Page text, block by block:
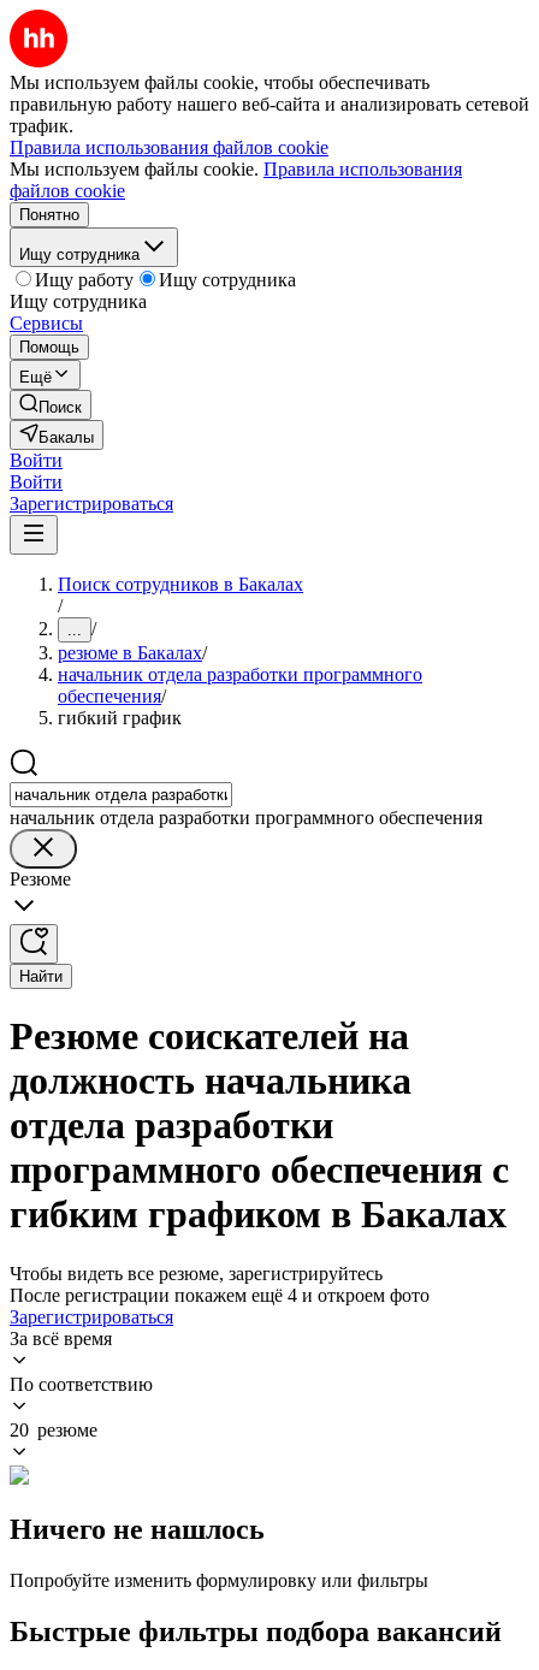
Мы используем файлы cookie, чтобы обеспечивать
правильную работу нашего веб-сайта и анализировать сетевой
трафик.
Правила использования файлов cookie
Мы используем файлы cookie. Правила использования
файлов cookie
Понятно
Ищу сотрудника
Ищу работу
Ищу сотрудника
Ищу сотрудника
Сервисы
Помощь
Ещё
Поиск
Бакалы
Войти
Войти
Зарегистрироваться
Поиск сотрудников в Бакалах
/
... /
резюме в Бакалах/
начальник отдела разработки программного
обеспечения/
гибкий график
начальник отдела разработки программного обеспечения
Резюме
Найти
Резюме соискателей на
должность начальника
отдела разработки
программного обеспечения с
гибким графиком в Бакалах
Чтобы видеть все резюме, зарегистрируйтесь
После регистрации покажем ещё 4 и откроем фото
Зарегистрироваться
За всё время
По соответствию
20 резюме
Ничего не нашлось
Попробуйте изменить формулировку или фильтры
Быстрые фильтры подбора вакансий